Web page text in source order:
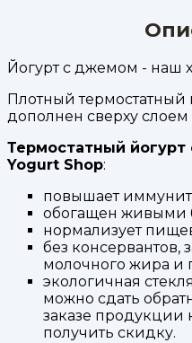
Йогурт с джемом - наш
Плотный термостатный
дополнен сверху
Термостатный
Yogurt Shop:
повышает
обогащен живыми
нормализует
без консервантов,
молочного жира и
экологичная
можно сдать
заказе продукции
получить скидку.